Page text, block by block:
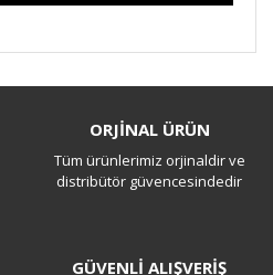
Yorum Yaz
ORJİNAL ÜRÜN
Tüm ürünlerimiz orjinaldir ve
distribütör güvencesindedir
GÜVENLİ ALIŞVERİŞ